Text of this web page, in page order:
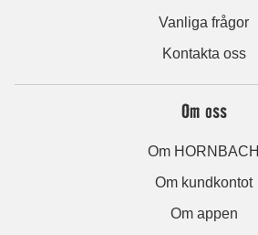
Vanliga frågor
Kontakta oss
Om oss
Om HORNBACH
Om kundkontot
Om appen